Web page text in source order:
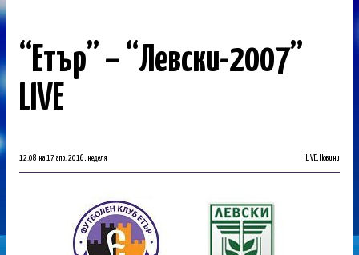
“Етър” – “Левски-2007”
LIVE
12:08 на 17 апр. 2016, неделя LIVE Новини